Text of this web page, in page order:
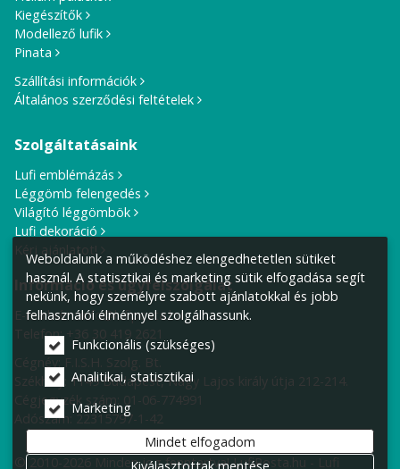
Kiegészítők
Modellező lufik
Pinata
Szállítási információk
Általános szerződési feltételek
Szolgáltatásaink
Lufi emblémázás
Léggömb felengedés
Világító léggömbök
Lufi dekoráció
Kérj ajánlatot!
Információ és ügyfélszolgálat
E-mail cím:info@lufiposta.hu
Telefon:+36 30 419 2621
Cégnév: F.I.S.H. Szolg. Bt.
Székhely: 1149 Budapest, Nagy Lajos király útja 212-214.
Cégjegyzék szám: 01-06-774991
Adószám: 22315797-1-42
© 2010-2026 Minden jog fenntartva! LufiPosta.hu - Lufi
Weboldalunk a működéshez elengedhetetlen sütiket
használ. A statisztikai és marketing sütik elfogadása segít
nekünk, hogy személyre szabott ajánlatokkal és jobb
felhasználói élménnyel szolgálhassunk.
Funkcionális (szükséges)
Analitikai, statisztikai
Marketing
Mindet elfogadom